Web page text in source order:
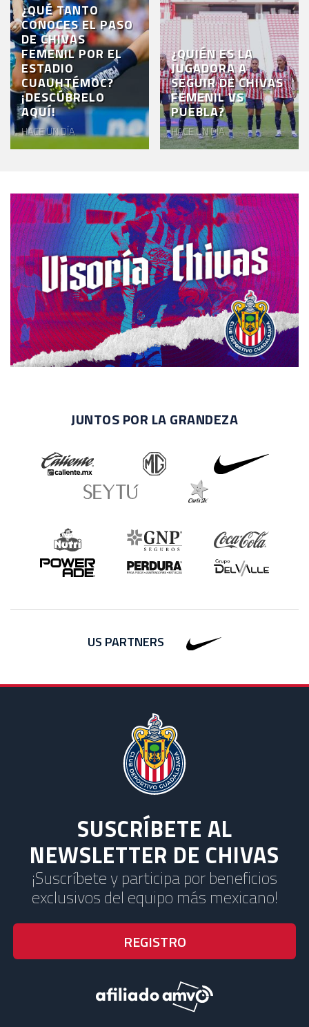
¿QUÉ TANTO
CONOCES EL PASO
DE CHIVAS
FEMENIL POR EL
ESTADIO
CUAUHTÉMOC?
¡DESCÚBRELO
AQUÍ!
HACE UN DÍA
¿QUIÉN ES LA
JUGADORA A
SEGUIR DE CHIVAS
FEMENIL VS
PUEBLA?
HACE UN DÍA
JUNTOS POR LA GRANDEZA
US PARTNERS
SUSCRÍBETE AL
NEWSLETTER DE CHIVAS
¡Suscríbete y participa por beneficios
exclusivos del equipo más mexicano!